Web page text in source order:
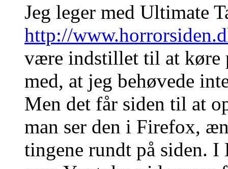
Jeg leger med Ultimate
http://
være indstillet til at køre
med, at jeg behøvede
Men det får siden til at
man ser den i Firefox,
tingene rundt på siden. I